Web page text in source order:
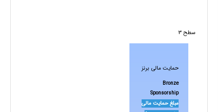
سطح 3
حمایت مالی برنز
Bronze
Sponsorship
مبلغ حمایت مالی